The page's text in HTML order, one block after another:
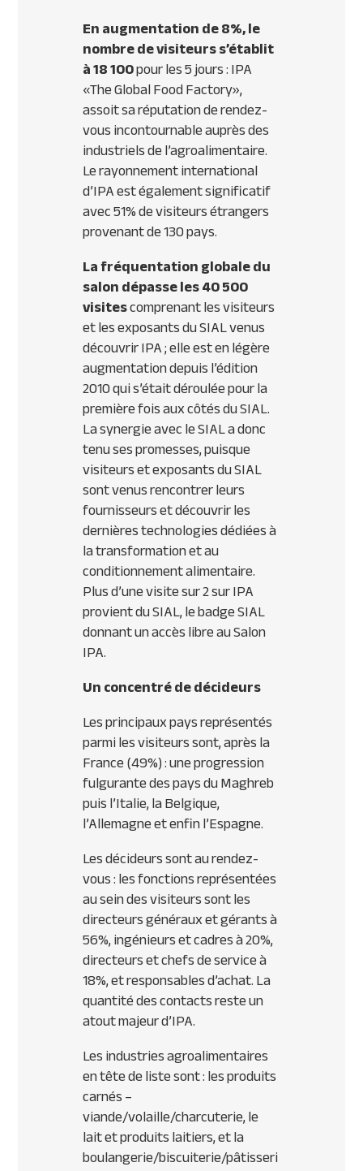
En augmentation de 8%, le
nombre de visiteurs s’établit
à 18 100pour les 5 jours :IPA
«The Global Food Factory»,
assoit sa réputation de rendez-
vous incontournable auprès des
industriels de l’agroalimentaire.
Le rayonnement international
d’IPAest également significatif
avec 51% de visiteurs étrangers
provenant de 130 pays.
La fréquentation globale du
salon dépasse les 40 500
visitescomprenant les visiteurs
et les exposants duSIALvenus
découvrirIPA; elle est en légère
augmentation depuis l’édition
2010 qui s’était déroulée pour la
première fois aux côtés duSIAL.
La synergie avec leSIALa donc
tenu ses promesses, puisque
visiteurs et exposants duSIAL
sont venus rencontrer leurs
fournisseurs et découvrir les
dernières technologies dédiées à
la transformation et au
conditionnement alimentaire.
Plus d’une visite sur 2 surIPA
provient duSIAL, le badgeSIAL
donnant un accès libre au Salon
IPA.
Un concentré de décideurs
Les principaux pays représentés
parmi les visiteurs sont, après la
France (49%) : une progression
fulgurante des pays du Maghreb
puis l’Italie, la Belgique,
l’Allemagne et enfin l’Espagne.
Les décideurs sont au rendez-
vous : les fonctions représentées
au sein des visiteurs sont les
directeurs généraux et gérants à
56%, ingénieurs et cadres à 20%,
directeurs et chefs de service à
18%, et responsables d’achat. La
quantité des contacts reste un
atout majeur d’IPA.
Les industries agroalimentaires
en tête de liste sont : les produits
carnés –
viande/volaille/charcuterie, le
lait et produits laitiers, et la
boulangerie/biscuiterie/pâtisseri